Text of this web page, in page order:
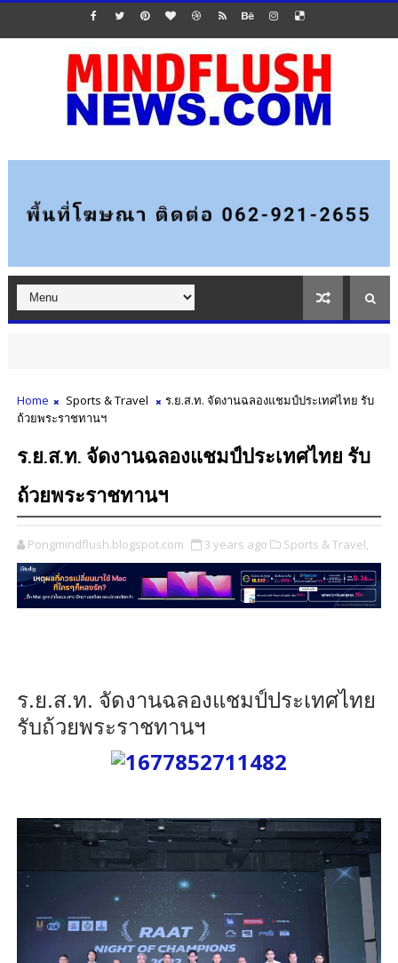
Home Sports & Travel
ร.ย.ส.ท. จัดงานฉลองแชมป์ประเทศไทย รับ
ถ้วยพระราชทานฯ
ร.ย.ส.ท. จัดงานฉลองแชมป์ประเทศไทย รับ
ถ้วยพระราชทานฯ
Pongmindflush.blogspot.com 3 years ago Sports & Travel,
ร.ย.ส.ท. จัดงานฉลองแชมป์ประเทศไทย
รับถ้วยพระราชทานฯ